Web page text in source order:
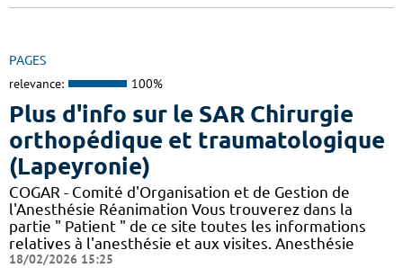
PAGES
relevance: 100%
Plus d'info sur le SAR Chirurgie
orthopédique et traumatologique
(Lapeyronie)
COGAR - Comité d'Organisation et de Gestion de
l'Anesthésie Réanimation Vous trouverez dans la
partie " Patient " de ce site toutes les informations
relatives à l'anesthésie et aux visites. Anesthésie
18/02/2026 15:25